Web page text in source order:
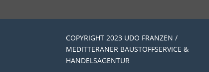
COPYRIGHT 2023 UDO FRANZEN /
MEDITTERANER BAUSTOFFSERVICE &
HANDELSAGENTUR